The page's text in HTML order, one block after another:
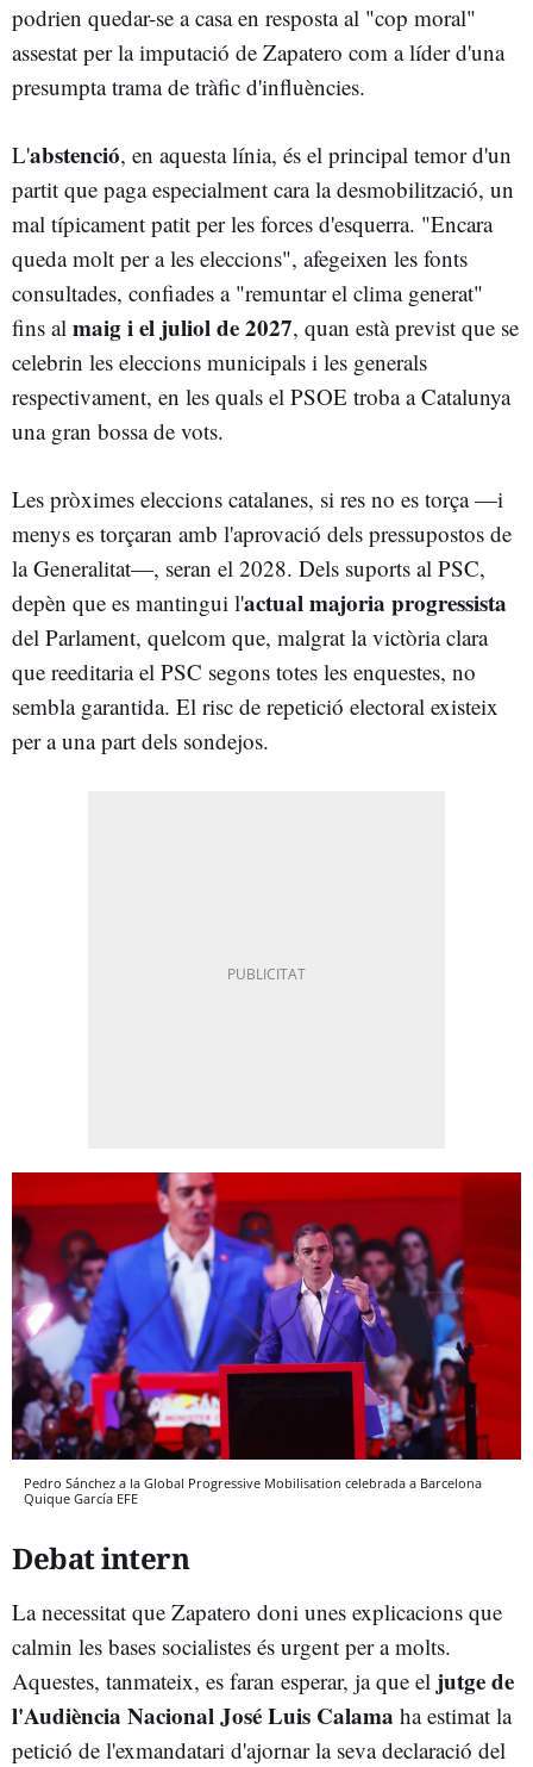
podrien quedar-se a casa en resposta al "cop moral"
assestat per la imputació de Zapatero com a líder d'una
presumpta trama de tràfic d'influències.
L'abstenció, en aquesta línia, és el principal temor d'un
partit que paga especialment cara la desmobilització, un
mal típicament patit per les forces d'esquerra. "Encara
queda molt per a les eleccions", afegeixen les fonts
consultades, confiades a "remuntar el clima generat"
fins al maig i el juliol de 2027, quan està previst que se
celebrin les eleccions municipals i les generals
respectivament, en les quals el PSOE troba a Catalunya
una gran bossa de vots.
Les pròximes eleccions catalanes, si res no es torça —i
menys es torçaran amb l'aprovació dels pressupostos de
la Generalitat—, seran el 2028. Dels suports al PSC,
depèn que es mantingui l'actual majoria progressista
del Parlament, quelcom que, malgrat la victòria clara
que reeditaria el PSC segons totes les enquestes, no
sembla garantida. El risc de repetició electoral existeix
per a una part dels sondejos.
Pedro Sánchez a la Global Progressive Mobilisation celebrada a Barcelona
Quique García EFE
Debat intern
La necessitat que Zapatero doni unes explicacions que
calmin les bases socialistes és urgent per a molts.
Aquestes, tanmateix, es faran esperar, ja que el jutge de
l'Audiència NacionalJosé Luis Calama ha estimat la
petició de l'exmandatari d'ajornar la seva declaració del